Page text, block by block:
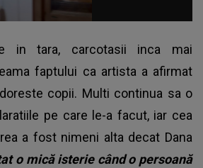
in tara, carcotasii inca mai
faptului ca artista a afirmat
copii. Multi continua sa o
pe care le-a facut, iar cea
a fost nimeni alta decat Dana
o mică isterie când o persoană